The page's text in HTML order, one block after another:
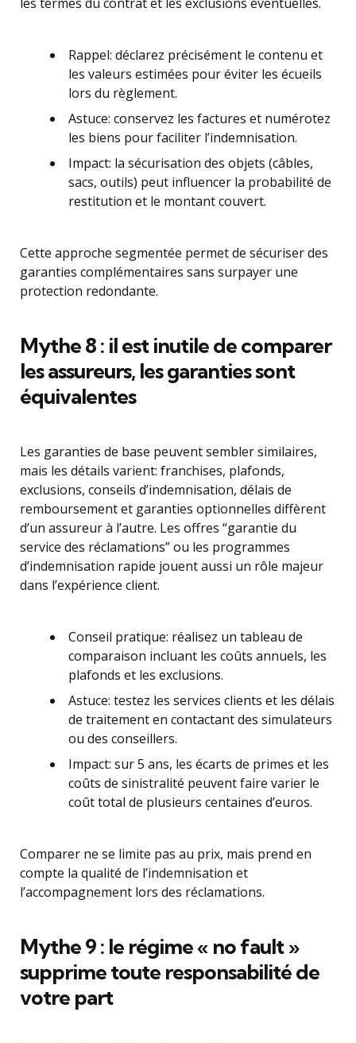
Rappel: déclarez précisément le contenu et
les valeurs estimées pour éviter les écueils
lors du règlement.
Astuce: conservez les factures et numérotez
les biens pour faciliter l’indemnisation.
Impact: la sécurisation des objets (câbles,
sacs, outils) peut influencer la probabilité de
restitution et le montant couvert.
Cette approche segmentée permet de sécuriser des
garanties complémentaires sans surpayer une
protection redondante.
Mythe 8 : il est inutile de comparer
les assureurs, les garanties sont
équivalentes
Les garanties de base peuvent sembler similaires,
mais les détails varient: franchises, plafonds,
exclusions, conseils d’indemnisation, délais de
remboursement et garanties optionnelles diffèrent
d’un assureur à l’autre. Les offres “garantie du
service des réclamations” ou les programmes
d’indemnisation rapide jouent aussi un rôle majeur
dans l’expérience client.
Conseil pratique: réalisez un tableau de
comparaison incluant les coûts annuels, les
plafonds et les exclusions.
Astuce: testez les services clients et les délais
de traitement en contactant des simulateurs
ou des conseillers.
Impact: sur 5 ans, les écarts de primes et les
coûts de sinistralité peuvent faire varier le
coût total de plusieurs centaines d’euros.
Comparer ne se limite pas au prix, mais prend en
compte la qualité de l’indemnisation et
l’accompagnement lors des réclamations.
Mythe 9 : le régime « no fault »
supprime toute responsabilité de
votre part